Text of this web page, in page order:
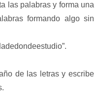
las palabras y forma una
formando algo sin
de las letras y escribe